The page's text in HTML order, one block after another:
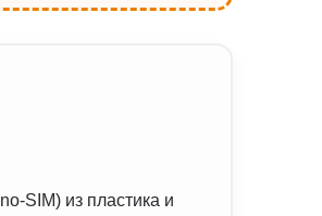
SIM) из пластика и